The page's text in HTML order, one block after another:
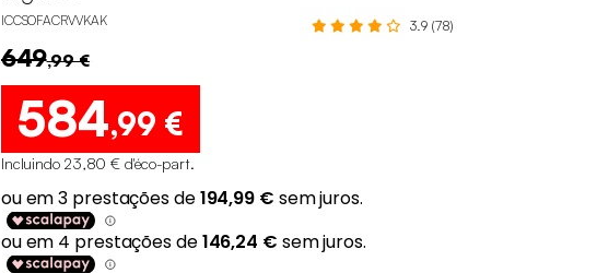
ICCSOFACRVVKAK 3.9 (78)
649,99 €
584,99 €
Incluindo 23,80 € d'éco-part.